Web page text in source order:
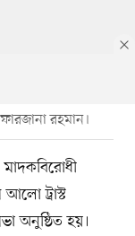
রহমান।
ট্রাস্ট
অনুষ্ঠিত হয়।